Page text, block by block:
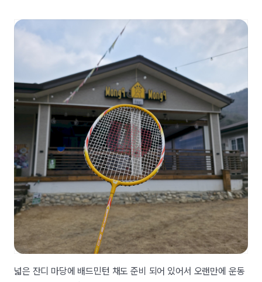
넓은 잔디 마당에 배드민턴 채도 준비 되어 있어서 오랜만에 운동